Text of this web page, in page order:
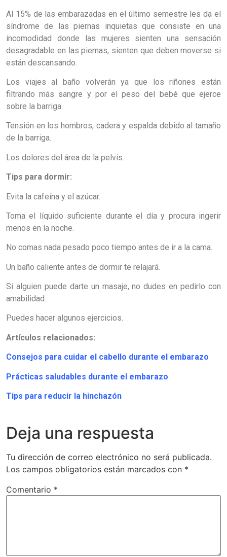
Al 15% de las embarazadas en el último semestre les da el
síndrome de las piernas inquietas que consiste en una
incomodidad donde las mujeres sienten una sensación
desagradable en las piernas, sienten que deben moverse si
están descansando.
Los viajes al baño volverán ya que los riñones están
filtrando más sangre y por el peso del bebé que ejerce
sobre la barriga.
Tensión en los hombros, cadera y espalda debido al tamaño
de la barriga.
Los dolores del área de la pelvis.
Tips para dormir:
Evita la cafeína y el azúcar.
Toma el líquido suficiente durante el día y procura ingerir
menos en la noche.
No comas nada pesado poco tiempo antes de ir a la cama.
Un baño caliente antes de dormir te relajará.
Si alguien puede darte un masaje, no dudes en pedirlo con
amabilidad.
Puedes hacer algunos ejercicios.
Artículos relacionados:
Consejos para cuidar el cabello durante el embarazo
Prácticas saludables durante el embarazo
Tips para reducir la hinchazón
Deja una respuesta
Tu dirección de correo electrónico no será publicada.
Los campos obligatorios están marcados con *
Comentario *